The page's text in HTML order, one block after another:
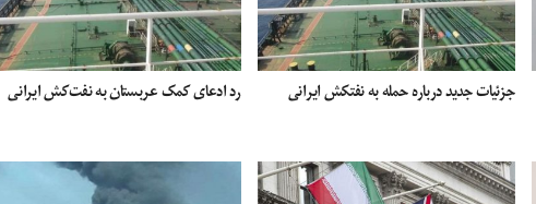
جزئیات جدید درباره حمله به نفتکش ایرانی رد ادعای کمک عربستان به نفت‌کش ایرانی